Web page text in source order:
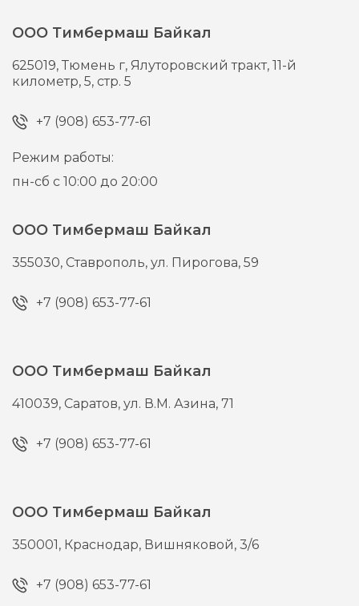
ООО Тимбермаш Байкал
625019,Тюмень г, Ялуторовский тракт, 11-й
километр, 5, стр. 5
+7 (908) 653-77-61
Режим работы:
пн-сб с 10:00 до 20:00
ООО Тимбермаш Байкал
355030, Ставрополь,ул. Пирогова, 59
+7 (908) 653-77-61
ООО Тимбермаш Байкал
410039, Саратов,ул. В.М. Азина, 71
+7 (908) 653-77-61
ООО Тимбермаш Байкал
350001, Краснодар, Вишняковой, 3/6
+7 (908) 653-77-61